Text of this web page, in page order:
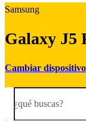
Samsung
Galaxy J5
Cambiar dispositivo
¿qué buscas?